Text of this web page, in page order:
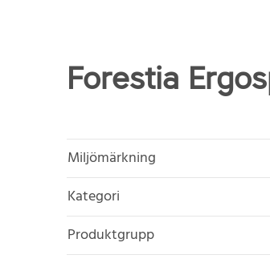
Forestia
Miljömärkning
Kategori
Produktgrupp